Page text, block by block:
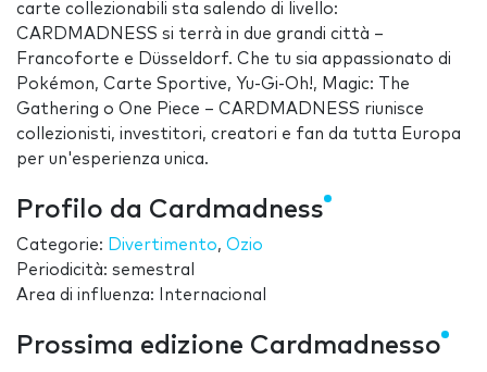
carte collezionabili sta salendo di livello:
CARDMADNESS si terrà in due grandi città –
Francoforte e Düsseldorf. Che tu sia appassionato di
Pokémon, Carte Sportive, Yu-Gi-Oh!, Magic: The
Gathering o One Piece – CARDMADNESS riunisce
collezionisti, investitori, creatori e fan da tutta Europa
per un'esperienza unica.
Profilo da Cardmadness
Categorie: Divertimento, Ozio
Periodicità: semestral
Area di influenza: Internacional
Prossima edizione Cardmadnesso